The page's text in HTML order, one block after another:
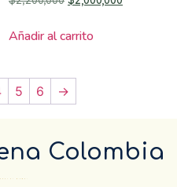
Añadir al carrito
5 6 →
Colombia